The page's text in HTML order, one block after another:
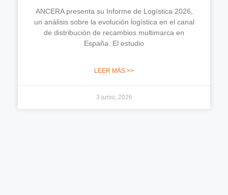
ANCERA presenta su Informe de Logística 2026,
un análisis sobre la evolución logística en el canal
de distribución de recambios multimarca en
España. El estudio
LEER MÁS >>
3 junio, 2026